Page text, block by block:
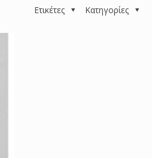
Κατηγορίες
Ετικέτες